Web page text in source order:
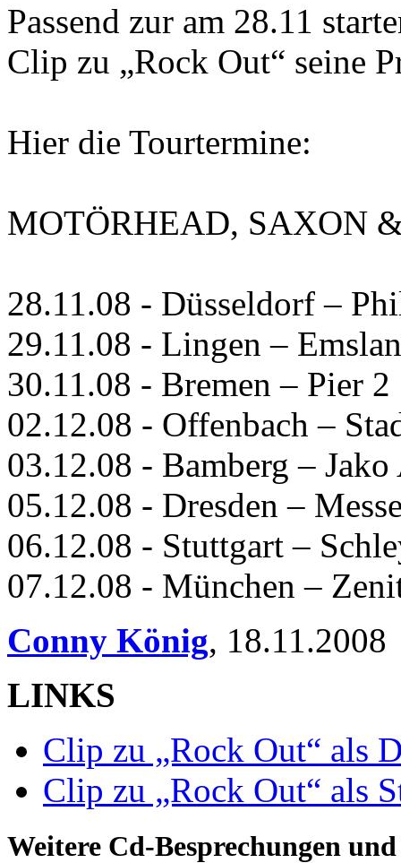
Passend zur am 28.11
Clip zu „Rock Out“ seine
Hier die Tourtermine:
MOTÖRHEAD, SAXON
28.11.08 - Düsseldorf –
29.11.08 - Lingen –
30.11.08 - Bremen – Pier 2
02.12.08 - Offenbach –
03.12.08 - Bamberg – Jako
05.12.08 - Dresden –
06.12.08 - Stuttgart –
07.12.08 - München –
Conny König, 18.11.2008
LINKS
Clip zu „Rock Out“ als
Clip zu „Rock Out“ als
Weitere Cd-Besprechungen